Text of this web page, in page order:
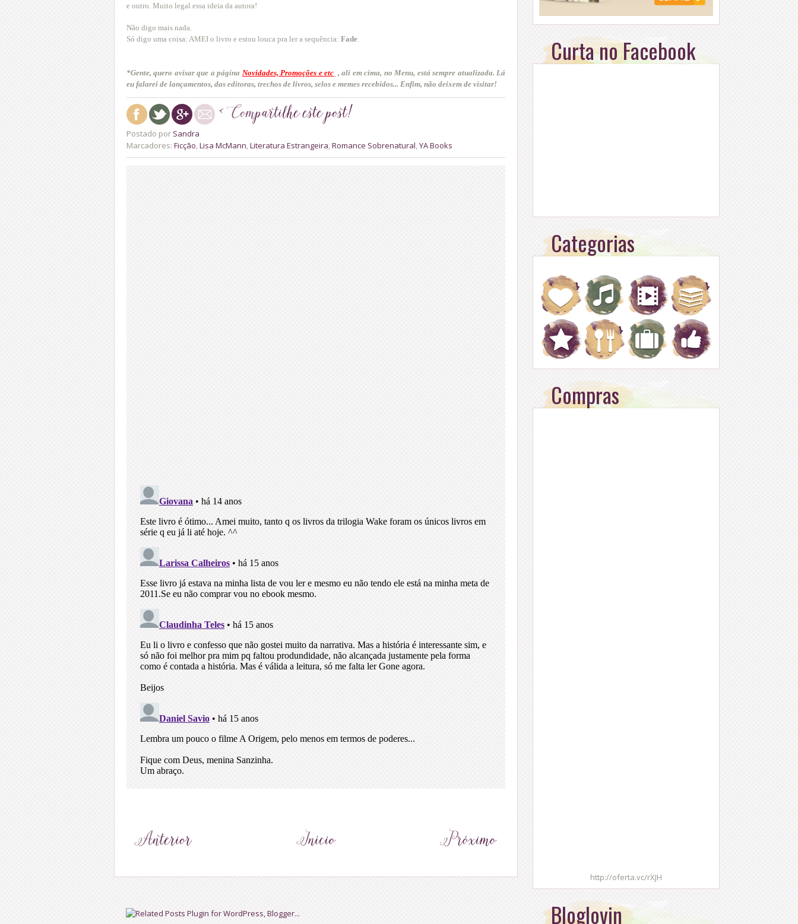
e outro. Muito legal essa ideia da autora!
Não digo mais nada.
Só digo uma coisa: AMEI o livro e estou louca pra ler a sequência: Fade
*Gente, quero avisar que a página Novidades, Promoções e etc , ali em cima, no Menu, está sempre atualizada. Lá
eu falarei de lançamentos, das editoras, trechos de livros, selos e memes recebidos... Enfim, não deixem de visitar!
Postado por Sandra
Marcadores: Ficção Lisa McMann Literatura Estrangeira Romance Sobrenatural YA Books
Curta no Facebook
Categorias
Compras
http://oferta.vc/rXJH
Bloglovin